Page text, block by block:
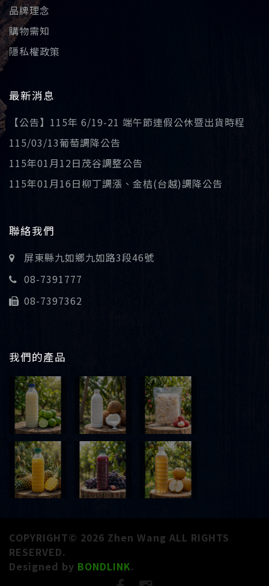
品牌理念
購物需知
隱私權政策
最新消息
【公告】115年 6/19-21 端午節連假公休暨出貨時程
115/03/13葡萄調降公告
115年01月12日茂谷調整公告
115年01月16日柳丁調漲、金桔(台越)調降公告
聯絡我們
屏東縣九如鄉九如路3段46號
08-7391777
08-7397362
我們的產品
COPYRIGHT© 2026 Zhen Wang ALL RIGHTS
RESERVED.
Designed by BONDLINK.